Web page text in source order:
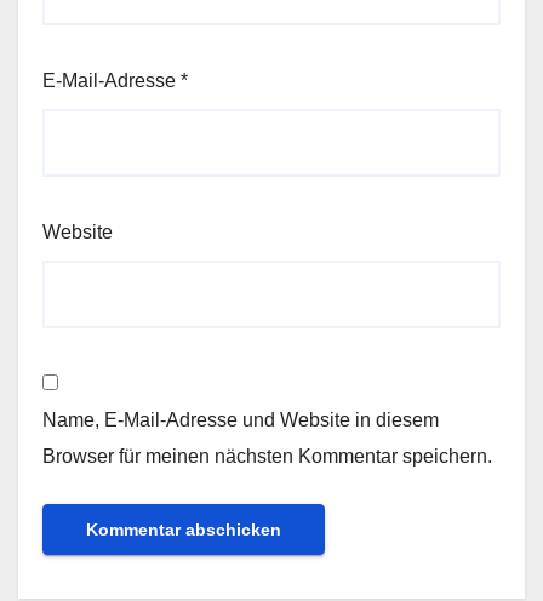
E-Mail-Adresse *
Website
Name, E-Mail-Adresse und Website in diesem
Browser für meinen nächsten Kommentar speichern.